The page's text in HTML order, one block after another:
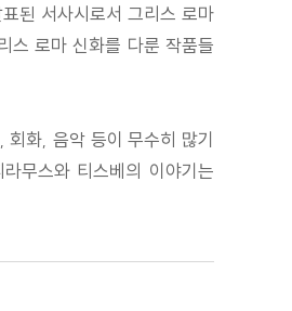
된 서사시로서 그리스 로마
스 로마 신화를 다룬 작품들
회화, 음악 등이 무수히 많기
무스와 티스베의 이야기는